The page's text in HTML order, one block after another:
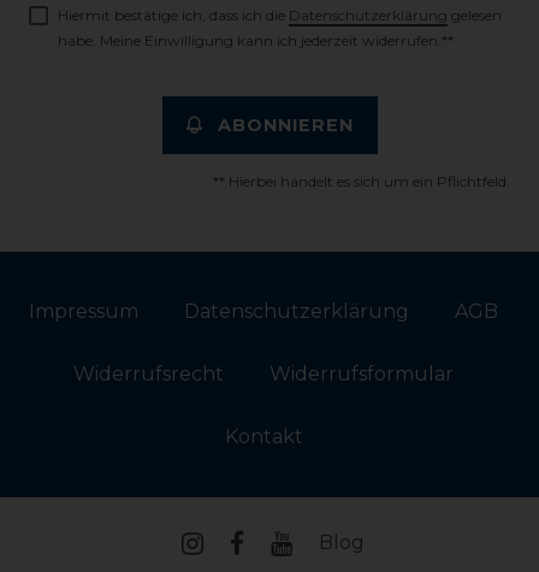
Hiermit bestätige ich, dass ich die Daten­schutz­erklärung gelesen
habe. Meine Einwilligung kann ich jederzeit widerrufen.**
ABONNIEREN
** Hierbei handelt es sich um ein Pflichtfeld.
Impressum Daten­schutz­erklärung AGB
Widerrufs­recht Widerrufs­formular
Kontakt
Blog